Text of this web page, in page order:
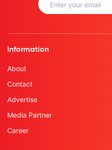
Information
About
Contact
Advertise
Media Partner
Career